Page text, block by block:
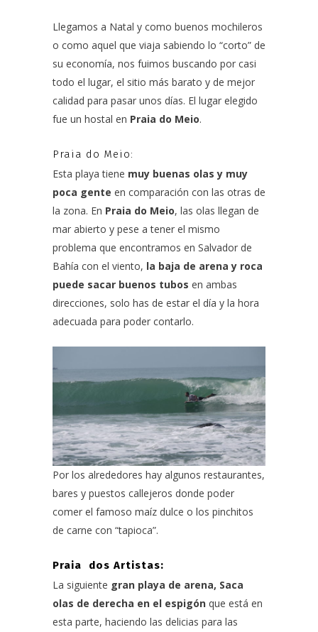
Llegamos a Natal y como buenos mochileros
o como aquel que viaja sabiendo lo “corto” de
su economía, nos fuimos buscando por casi
todo el lugar, el sitio más barato y de mejor
calidad para pasar unos días. El lugar elegido
fue un hostal en Praia do Meio.
Praia do Meio:
Esta playa tiene muy buenas olas y muy
poca gente en comparación con las otras de
la zona. En Praia do Meio, las olas llegan de
mar abierto y pese a tener el mismo
problema que encontramos en Salvador de
Bahía con el viento, la baja de arena y roca
puede sacar buenos tubos en ambas
direcciones, solo has de estar el día y la hora
adecuada para poder contarlo.
Por los alrededores hay algunos restaurantes,
bares y puestos callejeros donde poder
comer el famoso maíz dulce o los pinchitos
de carne con “tapioca”.
Praia dos Artistas:
La siguiente gran playa de arena, Saca
olas de derecha en el espigón que está en
esta parte, haciendo las delicias para las